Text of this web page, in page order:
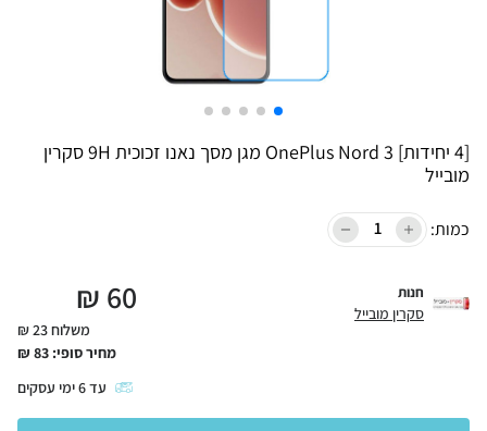
[4 יחידות] OnePlus Nord 3 מגן מסך נאנו זכוכית 9H סקרין
מובייל
כמות:
חנות
סקרין מובייל 60
₪
משלוח 23 ₪
מחיר סופי: 83
₪
עד6ימי עסקים